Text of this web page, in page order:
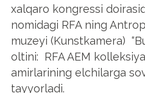
xalqaro kongressi
nomidagi RFA ning
muzeyi (Kunstkamera)
oltini: RFA AEM
amirlarining elchilarga
tayyorladi.